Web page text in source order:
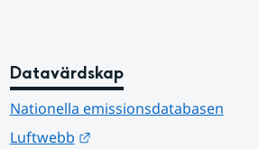
Datavärdskap
Nationella emissionsdatabasen
Luftwebb
Länk till annan webbplats.